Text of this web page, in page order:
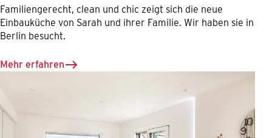
Familiengerecht, clean und chic zeigt sich die neue
Einbauküche von Sarah und ihrer Familie. Wir haben sie in
Berlin besucht.
Mehr erfahren